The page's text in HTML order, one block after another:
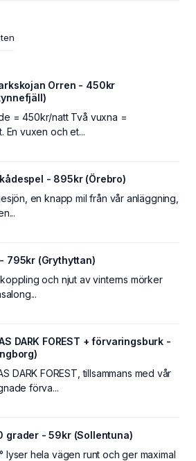
Orren - 450kr
= 450kr/natt Två vuxna =
En vuxen och et...
- 895kr (Örebro)
en knapp mil från vår anläggning,
795kr (Grythyttan)
och njut av vinterns mörker
DARK FOREST + förvaringsburk -
DARK FOREST, tillsammans med vår
förva...
grader - 59kr (Sollentuna)
lyser hela vägen runt och ger maximal